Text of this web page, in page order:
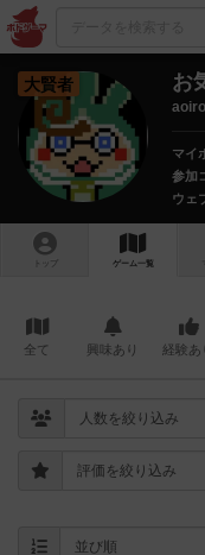
大賢者 お
マイ
参加
ウェ
トップ ゲーム一覧
全て 興味あり 経験あ